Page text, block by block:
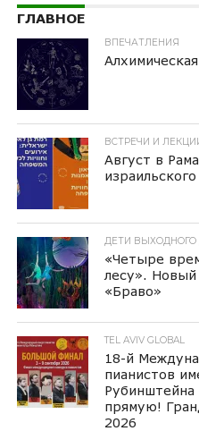
ГЛАВНОЕ
ВПЕЧАТЛЕНИЯ
ВСТРЕЧИ И
Август в
ДЕТИ ВЫХОДНОГО
«Четыре
лесу». Новый
«Браво»
TEL AVIV GLOBAL
18-й
пианистов
прямую!
2026